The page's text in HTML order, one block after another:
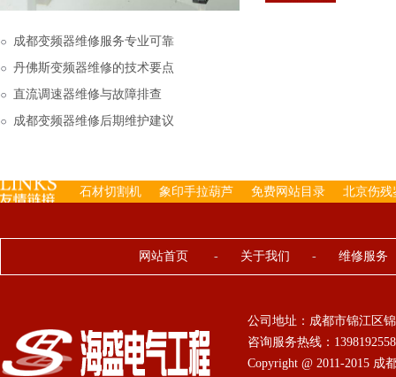
下来的，机内已经存有
成都变频器维修服务专业可靠
丹佛斯变频器维修的技术要点
直流调速器维修与故障排查
成都变频器维修后期维护建议
石材切割机 象印手拉葫芦 免费网站目录 北京伤残
网站首页 - 关于我们 - 维修服务
公司地址：成都市锦江区
咨询服务热线：
Copyright @ 2011-2015